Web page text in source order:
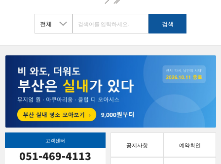
고객센터
051-469-4113
공지사항 예약확인